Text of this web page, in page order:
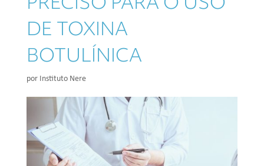
DE TOXINA
BOTULÍNICA
por Instituto Nere